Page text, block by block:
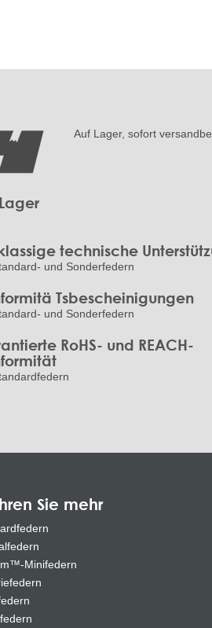
Auf Lager, sofort
technische
und Sonderfedern
Tsbescheinigungen
und Sonderfedern
RoHS- und REACH-
Sie mehr
Minifedern